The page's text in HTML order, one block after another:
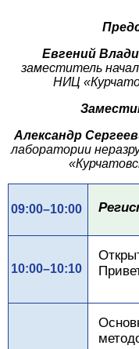
Евгений
заместитель
НИЦ
Александр
лаборатории
09:00–10:00
10:00–10:10